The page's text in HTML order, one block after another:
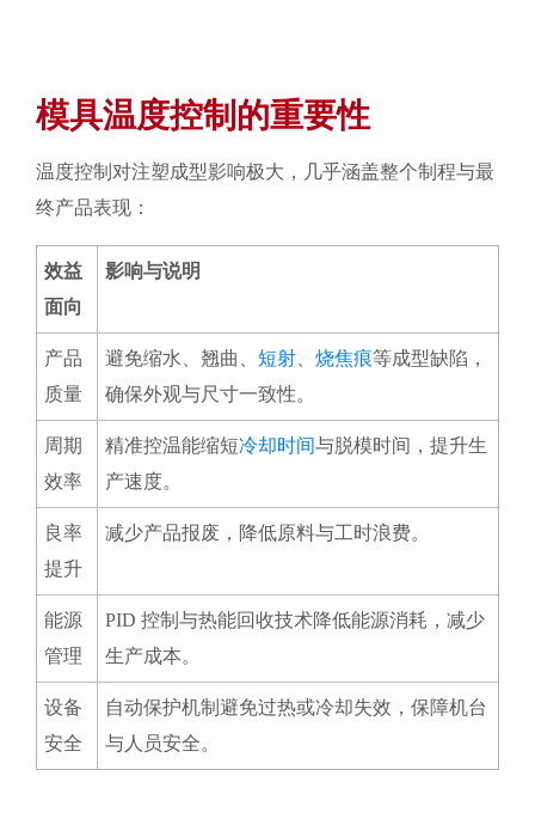
模具温度控制的重要性
温度控制对注塑成型影响极大，几乎涵盖整个制程与最
终产品表现：
效益
面向
影响与说明
产品
质量
避免缩水、翘曲、短射 、烧焦痕等成型缺陷，
确保外观与尺寸一致性。
周期
效率
精准控温能缩短冷却时间与脱模时间，提升生
产速度。
良率
提升
减少产品报废，降低原料与工时浪费。
能源
管理
PID 控制与热能回收技术降低能源消耗，减少
生产成本。
设备
安全
自动保护机制避免过热或冷却失效，保障机台
与人员安全。